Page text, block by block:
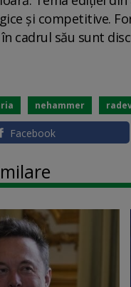
şi competitive.
în cadrul său sunt
nehammer
Facebook